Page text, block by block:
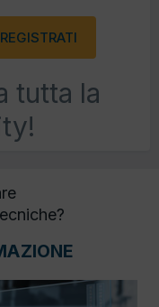
REGISTRATI
tutta la